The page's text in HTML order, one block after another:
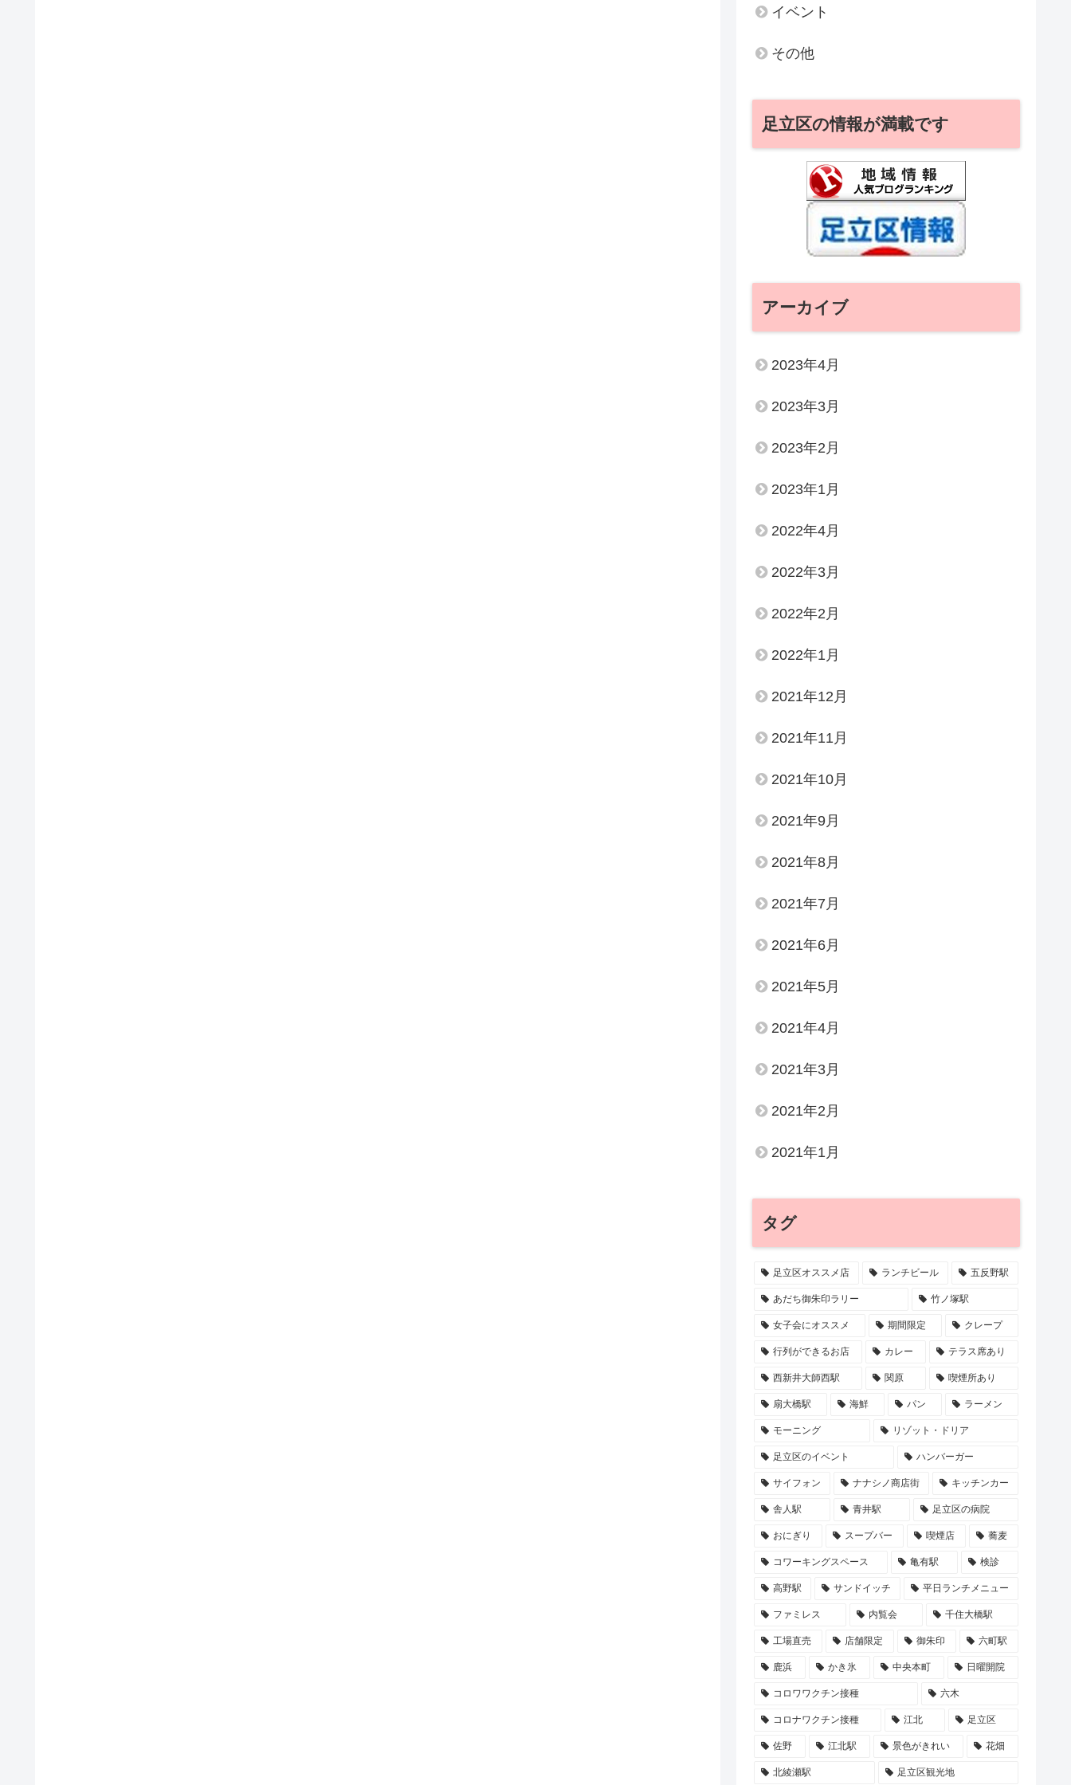
イベント
その他
足立区の情報が満載です
アーカイブ
2023年4月
2023年3月
2023年2月
2023年1月
2022年4月
2022年3月
2022年2月
2022年1月
2021年12月
2021年11月
2021年10月
2021年9月
2021年8月
2021年7月
2021年6月
2021年5月
2021年4月
2021年3月
2021年2月
2021年1月
タグ
足立区オススメ店 ランチビール 五反野駅
あだち御朱印ラリー 竹ノ塚駅
女子会にオススメ 期間限定 クレープ
行列ができるお店 カレー テラス席あり
西新井大師西駅 関原 喫煙所あり
扇大橋駅 海鮮 パン ラーメン
モーニング リゾット・ドリア
足立区のイベント ハンバーガー
サイフォン ナナシノ商店街 キッチンカー
舎人駅 青井駅 足立区の病院
おにぎり スープバー 喫煙店 蕎麦
コワーキングスペース 亀有駅 検診
高野駅 サンドイッチ 平日ランチメニュー
ファミレス 内覧会 千住大橋駅
工場直売 店舗限定 御朱印 六町駅
鹿浜 かき氷 中央本町 日曜開院
コロワワクチン接種 六木
コロナワクチン接種 江北 足立区
佐野 江北駅 景色がきれい 花畑
北綾瀬駅 足立区観光地